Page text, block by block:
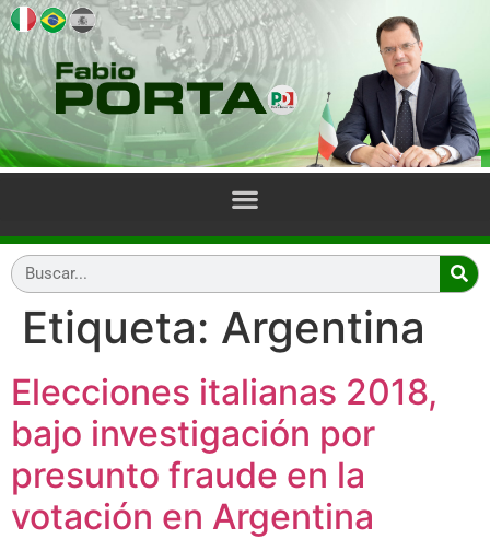
Etiqueta: Argentina
Elecciones italianas 2018,
bajo investigación por
presunto fraude en la
votación en Argentina